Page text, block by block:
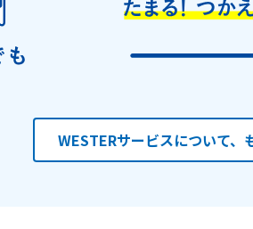
WESTERサービスについて、